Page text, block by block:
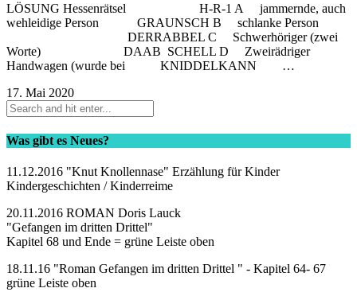
LÖSUNG Hessenrätsel H-R-1 A jammernde, auch
wehleidige Person GRAUNSCH B schlanke Person
DERRABBEL C Schwerhöriger (zwei
Worte) DAAB SCHELL D Zweirädriger
Handwagen (wurde bei KNIDDELKANN …
17. Mai 2020
Was gibt es Neues?
11.12.2016 "Knut Knollennase" Erzählung für Kinder
Kindergeschichten / Kinderreime
20.11.2016 ROMAN Doris Lauck
"Gefangen im dritten Drittel"
Kapitel 68 und Ende = grüne Leiste oben
18.11.16 "Roman Gefangen im dritten Drittel " - Kapitel 64- 67
grüne Leiste oben